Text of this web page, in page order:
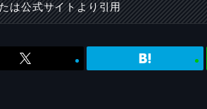
は公式サイトより引用